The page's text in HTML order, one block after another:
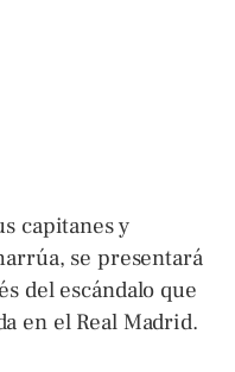
capitanes y
se presentará
del escándalo que
en el Real Madrid.